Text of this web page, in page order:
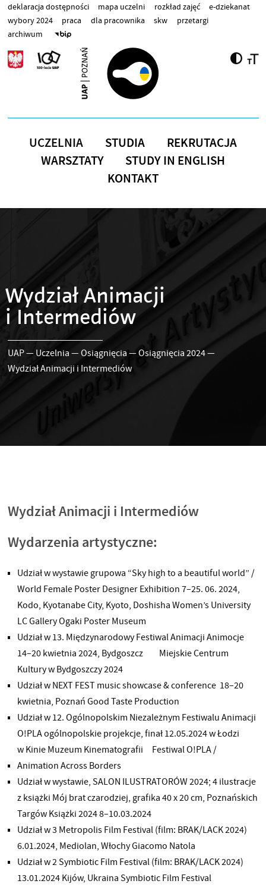
Przejdź do treści
deklaracja dostępności mapa uczelni rozkład zajęć
e-dziekanat
wybory 2024
praca dla pracownika skw
przetargi
archiwum
UCZELNIA STUDIA
REKRUTACJA
WARSZTATY
STUDY IN ENGLISH
KONTAKT
Wydział Animacji
i Intermediów
UAP— Uczelnia —Osiągnięcia—Osiągnięcia 2024—
Wydział Animacji i Intermediów
Wydział Animacji i Intermediów
Wydarzenia artystyczne:
Udział w wystawie grupowa “Sky high to a beautiful world” /
World Female Poster Designer Exhibition 7–25. 06. 2024,
Kodo, Kyotanabe City, Kyoto, Doshisha Women’s University
LC Gallery Ogaki Poster Museum
Udział w 13. Międzynarodowy Festiwal Animacji Animocje
14–20 kwietnia 2024, Bydgoszcz Miejskie Centrum
Kultury w Bydgoszczy 2024
Udział w NEXT FEST music showcase & conference 18–20
kwietnia, Poznań Good Taste Production
Udział w 12. Ogólnopolskim Niezależnym Festiwalu Animacji
O!PLA ogólnopolskie projekcje, finał 12.05.2024 w Łodzi
w Kinie Muzeum Kinematografii Festiwal O!PLA /
Animation Across Borders
Udział w wystawie, SALON ILUSTRATORÓW 2024; 4 ilustracje
z książki Mój brat czarodziej, grafika 40 x 20 cm, Poznańskich
Targów Książki 2024 8–10.03.2024
Udział w 3 Metropolis Film Festival (film: BRAK/LACK 2024)
6.01.2024, Mediolan, Włochy Giacomo Natola
Udział w 2 Symbiotic Film Festival (film: BRAK/LACK 2024)
13.01.2024 Kijów, Ukraina Symbiotic Film Festival